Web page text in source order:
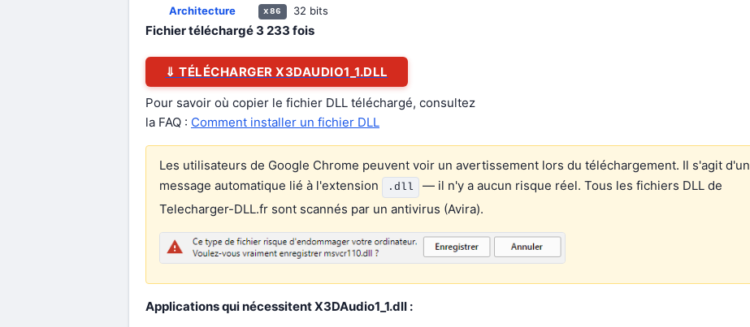
Architecture
x86 32 bits
Fichier téléchargé 3 233 fois
⇓ TÉLÉCHARGER X3DAUDIO1_1.DLL
Pour savoir où copier le fichier DLL téléchargé, consultez
la FAQ : Comment installer un fichier DLL
Les utilisateurs de Google Chrome peuvent voir un avertissement lors du téléchargement. Il s'agit d'un
message automatique lié à l'extension
.dll
— il n'y a aucun risque réel. Tous les fichiers DLL de
Telecharger-DLL.fr sont scannés par un antivirus (Avira).
Applications qui nécessitent X3DAudio1_1.dll :